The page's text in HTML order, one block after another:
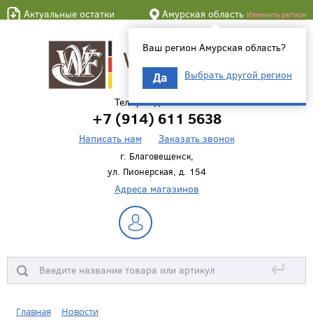
Актуальные остатки Амурская область Изменить регион
Ваш регион Амурская область?
Да Выбрать другой регион
Телефон для связи
+7 (914) 611 5638
Написать нам Заказать звонок
г. Благовещенск,
ул. Пионерская, д. 154
Адреса магазинов
↵
Главная
Новости